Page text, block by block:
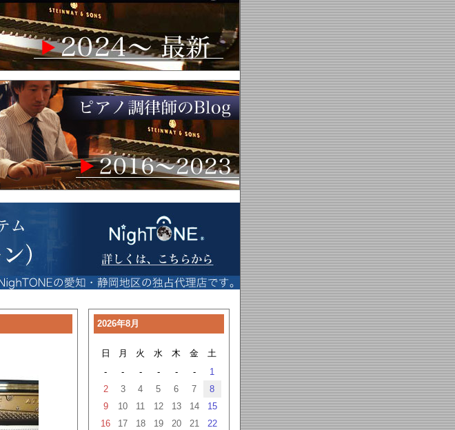
2026年8月
日 月 火 水 木 金
土
-
- - - - -
1
2
3 4 5 6 7
8
9
10 11 12 13 14
15
16
17 18 19 20 21
22